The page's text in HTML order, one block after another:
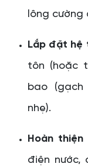
lông cường
Lắp đặt hệ
tôn (hoặc
bao
nhẹ).
Hoàn
điện nước,